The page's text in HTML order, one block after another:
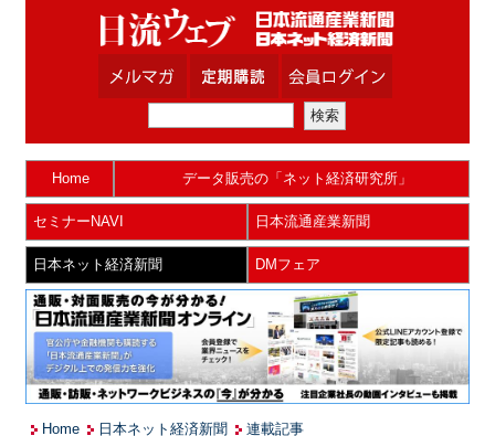
Home データ販売の「ネット経済研究所」
セミナーNAVI 日本流通産業新聞
日本ネット経済新聞 DMフェア
Home 日本ネット経済新聞
連載記事